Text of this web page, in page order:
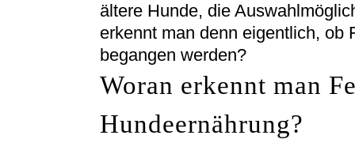
ältere Hunde, die
erkennt man denn eigentlich, ob
begangen werden?
Woran erkennt man
Hundeernährung?